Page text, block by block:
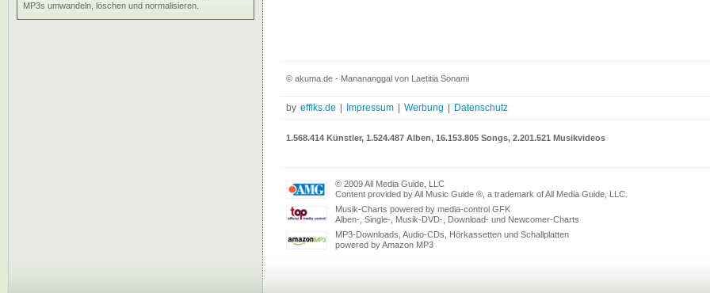
MP3s umwandeln, löschen und normalisieren.
© akuma.de - Manananggal von Laetitia Sonami
by effiks.de Impressum Werbung Datenschutz
1.568.414 Künstler, 1.524.487 Alben, 16.153.805 Songs, 2.201.521 Musikvideos
© 2009 All Media Guide, LLC
Content provided by All Music Guide ®, a trademark of All Media Guide, LLC.
Musik-Charts powered by media-control GFK
Alben-, Single-, Musik-DVD-, Download- und Newcomer-Charts
MP3-Downloads, Audio-CDs, Hörkassetten und Schallplatten
powered by Amazon MP3